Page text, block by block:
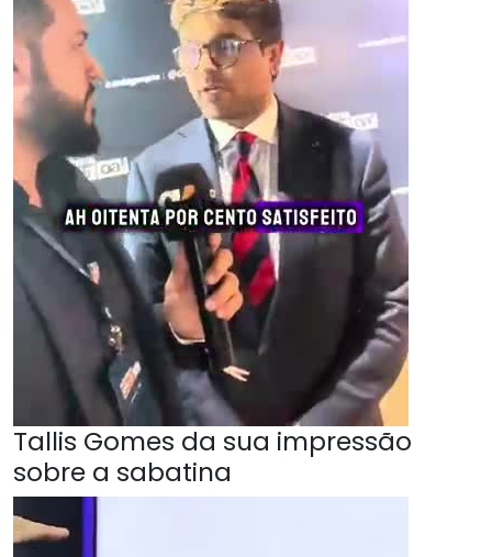
Tallis Gomes da sua impressão
sobre a sabatina